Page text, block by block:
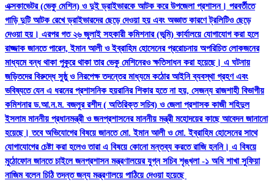
এক্সকাভেটর (ভেকু মেশিন) ও দুই ড্রাইভারকে আটক করে উপজেলা প্রশাসন। পরবর্তীতে
গাড়ি দুটি আটক রেখে ড্রাইভারদের ছেড়ে দেওয়া হয় এবং অজ্ঞাত কারণে ট্রলিটিও ছেড়ে
দেওয়া হয়। এরপর গত ২৬ জুলাই সহকারী কমিশনার (ভূমি) কার্যালয়ে যোগাযোগ করা হলে
রাজ্জাক জানতে পারেন, ইমান আলী ও ইব্রাহিম হোসেনের প্ররোচনায় অপরিচিত লোকজনের
মাধ্যমে বন্ধ থাকা পুকুরে থাকা তার ভেকু মেশিনেরও ক্ষতিসাধন করা হয়েছে।​ এ ঘটনায়
জড়িতদের বিরুদ্ধে সুষ্ঠু ও নিরপেক্ষ তদন্তের মাধ্যমে কঠোর আইনি ব্যবস্থা গ্রহণ এবং
ভবিষ্যতে যেন এ ধরনের প্রশাসনিক হয়রানির শিকার হতে না হয়, সেজন্য রাজশাহী বিভাগীয়
কমিশনার ড.আ.ন.ম. বজলুর রশীদ ( অতিরিক্ত সচিব) ও জেলা প্রশাসক কাজী শহিদুল
ইসলাম মাননীয় প্রধানমন্ত্রী ও জনপ্রশাসনের মাননীয় মন্ত্রী মহোদয়ের কাছে আবেদন জানানো
হয়েছে।​ তবে অভিযোগের বিষয়ে জানতে মো. ইমান আলী ও মো. ইব্রাহিম হোসেনের সাথে
যোগাযোগের চেষ্টা করা হলেও তারা এ বিষয়ে কোনো মন্তব্য করতে রাজি হননি। এ বিষয়ে
মুঠোফোন জানতে চাইলে জনপ্রশাসন মন্ত্রণালয়ের যুগ্ন সচিব শৃঙ্খলা -১ অধি শাখা সুফিয়া
নাজিম বলেন চিঠি তদন্ত জন্য মন্ত্রণালয়ে পাঠিয়ে দেওয়া হয়েছে ​